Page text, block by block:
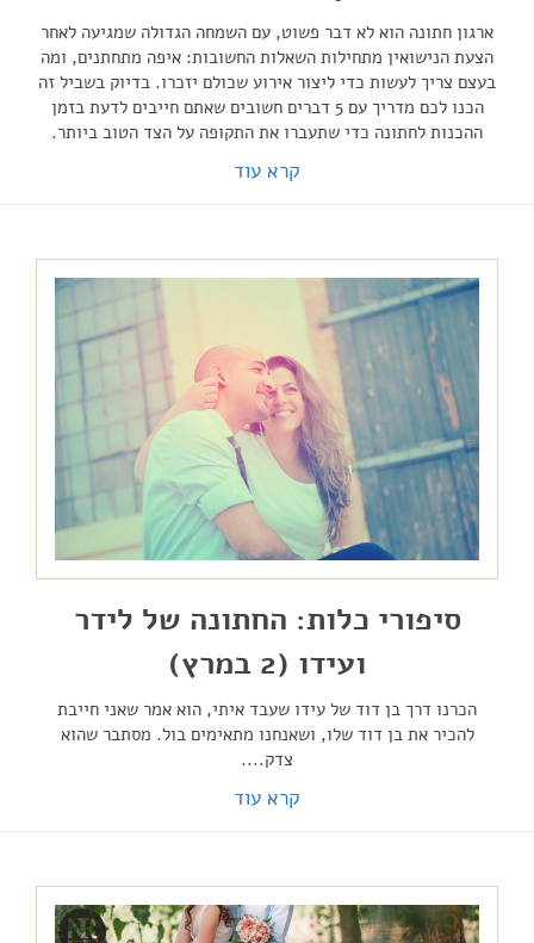
ארגון חתונה הוא לא דבר פשוט, עם השמחה הגדולה שמגיעה לאחר
הצעת הנישואין מתחילות השאלות החשובות: איפה מתחתנים, ומה
בעצם צריך לעשות כדי ליצור אירוע שכולם יזכרו. בדיוק בשביל זה
הכנו לכם מדריך עם 5 דברים חשובים שאתם חייבים לדעת בזמן
ההכנות לחתונה כדי שתעברו את התקופה על הצד הטוב ביותר.
קרא עוד
סיפורי כלות: החתונה של לידר
ועידו (2 במרץ)
הכרנו דרך בן דוד של עידו שעבד איתי, הוא אמר שאני חייבת
להכיר את בן דוד שלו, ושאנחנו מתאימים בול. מסתבר שהוא
צדק....
קרא עוד